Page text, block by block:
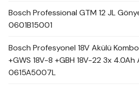
Bosch Professional GTM 12 JL
0601B15001
Bosch Profesyonel 18V Akülü
+GWS 18V-8 +GBH 18V-22 3x
0615A5007L